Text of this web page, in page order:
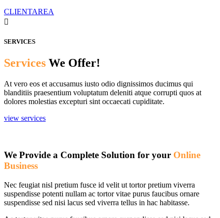
CLIENTAREA

SERVICES
Services We Offer!
At vero eos et accusamus iusto odio dignissimos ducimus qui
blanditiis praesentium voluptatum deleniti atque corrupti quos at
dolores molestias excepturi sint occaecati cupiditate.
view services
We Provide a Complete Solution for your Online
Business
Nec feugiat nisl pretium fusce id velit ut tortor pretium viverra
suspendisse potenti nullam ac tortor vitae purus faucibus ornare
suspendisse sed nisi lacus sed viverra tellus in hac habitasse.